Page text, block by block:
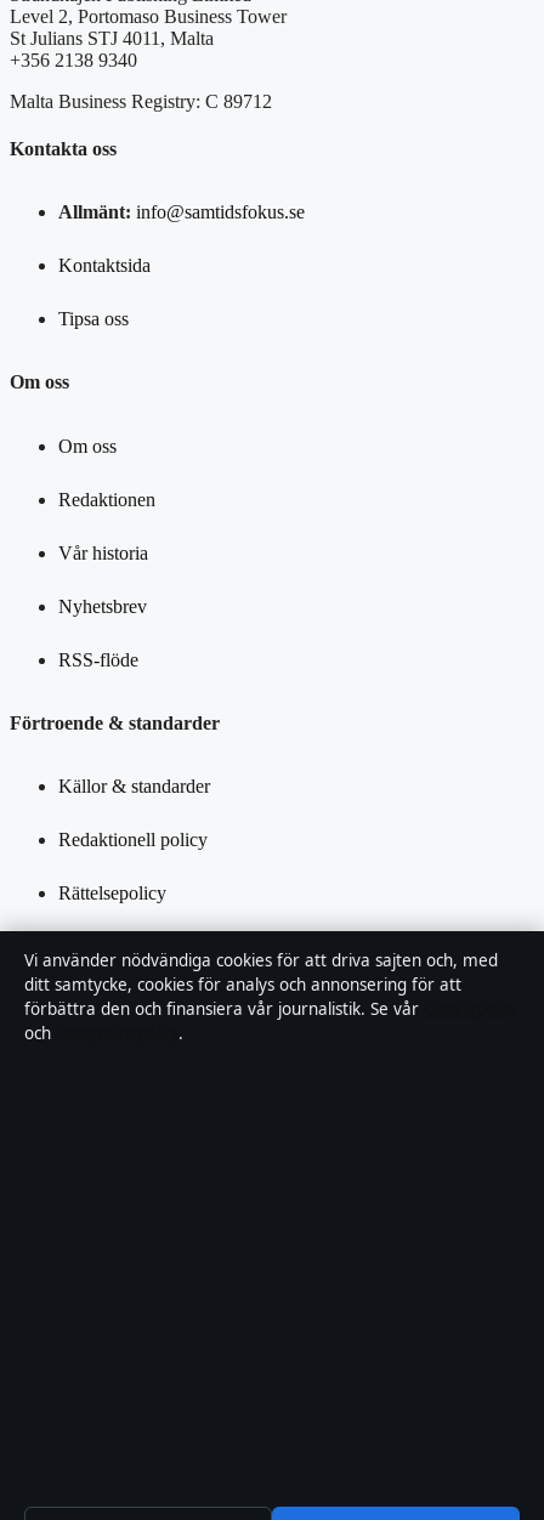
Level 2, Portomaso Business Tower
St Julians STJ 4011, Malta
+356 2138 9340
Malta Business Registry: C 89712
Kontakta oss
Allmänt: info@samtidsfokus.se
Kontaktsida
Tipsa oss
Om oss
Om oss
Redaktionen
Vår historia
Nyhetsbrev
RSS-flöde
Förtroende & standarder
Källor & standarder
Redaktionell policy
Rättelsepolicy
Integritetspolicy
Vi använder nödvändiga cookies för att driva sajten och, med
ditt samtycke, cookies för analys och annonsering för att
förbättra den och finansiera vår journalistik. Se vår
och
.